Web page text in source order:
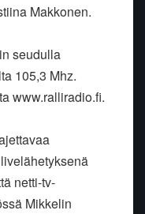
Makkonen.
seudulla
105,3 Mhz.
www.ralliradio.fi.
netti-tv-
Mikkelin